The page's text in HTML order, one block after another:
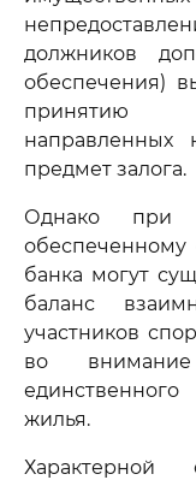
должников
обеспечения)
принятию
направленных
предмет залога.
Однако при
обеспеченному
банка могут
баланс
участников
во
жилья.